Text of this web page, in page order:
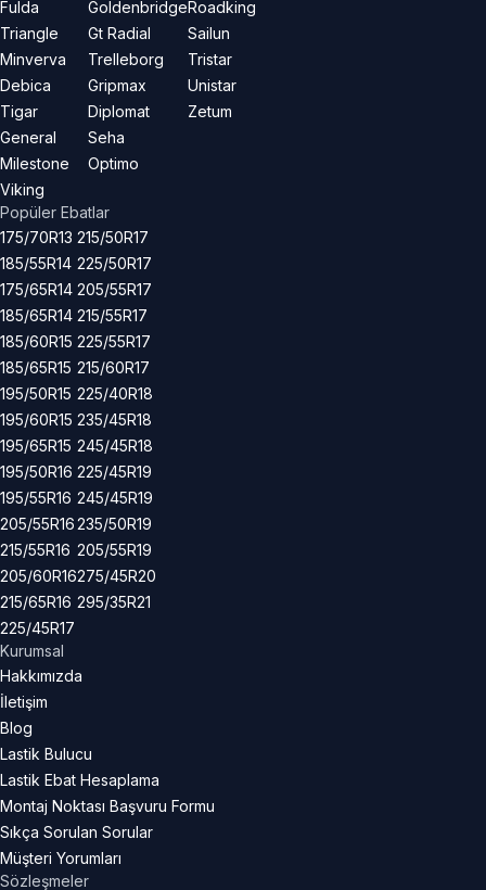
Fulda
Triangle
Minverva
Debica
Tigar
General
Milestone
Viking
Goldenbridge
Gt Radial
Trelleborg
Gripmax
Diplomat
Seha
Optimo
Roadking
Sailun
Tristar
Unistar
Zetum
Popüler Ebatlar
175/70R13
185/55R14
175/65R14
185/65R14
185/60R15
185/65R15
195/50R15
195/60R15
195/65R15
195/50R16
195/55R16
205/55R16
215/55R16
205/60R16
215/65R16
225/45R17
215/50R17
225/50R17
205/55R17
215/55R17
225/55R17
215/60R17
225/40R18
235/45R18
245/45R18
225/45R19
245/45R19
235/50R19
205/55R19
275/45R20
295/35R21
Kurumsal
Hakkımızda
İletişim
Blog
Lastik Bulucu
Lastik Ebat Hesaplama
Montaj Noktası Başvuru Formu
Sıkça Sorulan Sorular
Müşteri Yorumları
Sözleşmeler